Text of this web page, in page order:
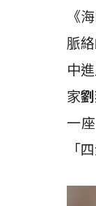
《
脈
中
家
一
「